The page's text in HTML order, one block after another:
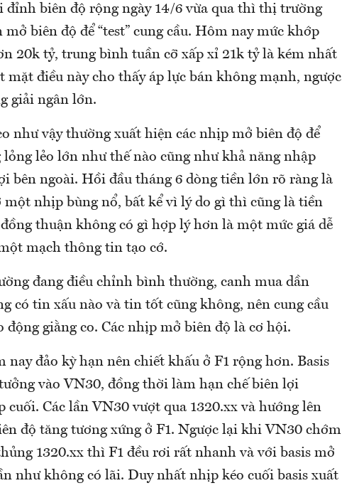
biên độ rộng ngày 14/6 vừa qua thì thị trường
mở biên độ để “test” cung cầu. Hôm nay mức khớp
20k tỷ, trung bình tuần cỡ xấp xỉ 21k tỷ là kém nhất
mặt điều này cho thấy áp lực bán không mạnh, ngược
giải ngân lớn.
như vậy thường xuất hiện các nhịp mở biên độ để
lẻo lớn như thế nào cũng như khả năng nhập
bên ngoài. Hồi đầu tháng 6 dòng tiền lớn rõ ràng là
nhịp bùng nổ, bất kể vì lý do gì thì cũng là tiền
đồng thuận không có gì hợp lý hơn là một mức giá dễ
mạch thông tin tạo cớ.
đang điều chỉnh bình thường, canh mua dần
có tin xấu nào và tin tốt cũng không, nên cung cầu
động giằng co. Các nhịp mở biên độ là cơ hội.
đảo kỳ hạn nên chiết khấu ở F1 rộng hơn. Basis
vào VN30, đồng thời làm hạn chế biên lợi
Các lần VN30 vượt qua 1320.xx và hướng lên
độ tăng tương xứng ở F1. Ngược lại khi VN30 chớm
1320.xx thì F1 đều rơi rất nhanh và với basis mở
như không có lãi. Duy nhất nhịp kéo cuối basis xuất